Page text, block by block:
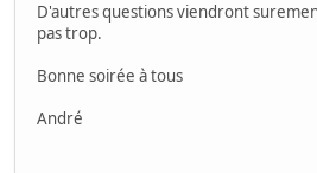
D'autres questions viendront
pas trop.
Bonne soirée à tous
André